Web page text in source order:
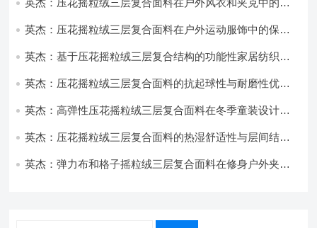
英杰：压花摇粒绒三层复合面料在户外风衣和夹克中的应
英杰：压花摇粒绒三层复合面料在户外运动服饰中的保暖
英杰：基于压花摇粒绒三层复合结构的功能性家居纺织品
英杰：压花摇粒绒三层复合面料的抗起球性与耐磨性优化
英杰：高弹性压花摇粒绒三层复合面料在冬季童装设计中
英杰：压花摇粒绒三层复合面料的热湿舒适性与层间结合
英杰：弹力布和格子摇粒绒三层复合面料在修身户外夹克